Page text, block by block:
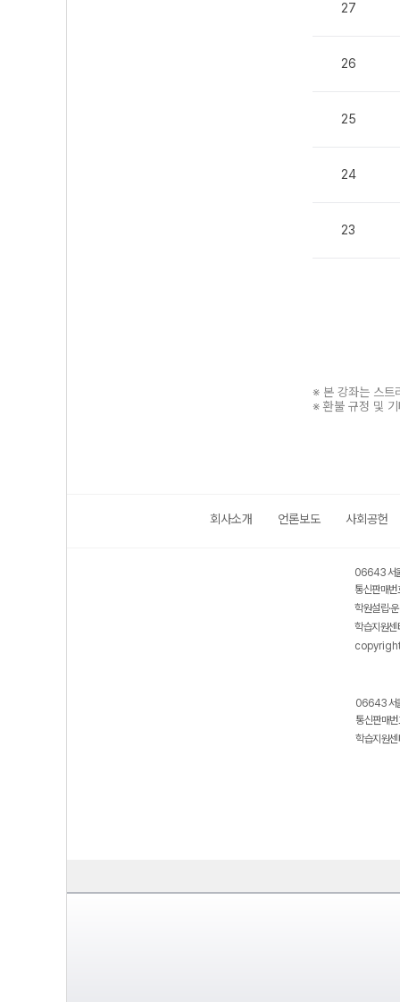
27
26
25
24
23
※ 본 강좌는 스트
※ 환불 규정 및
회사소개 언론보도 사회공헌
06643 서
통신판매
학원설립·
학습지원
06643 서
통신판매
학습지원